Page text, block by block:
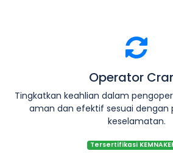
Operator
Tingkatkan keahlian dalam
aman dan efektif sesuai dengan
keselamatan.
Tersertifikasi